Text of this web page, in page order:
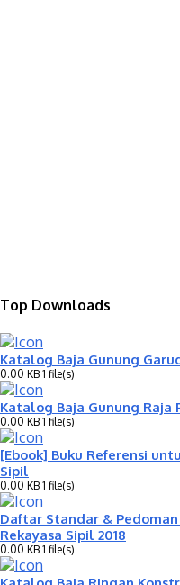
Top Downloads
Katalog Baja Gunung
0.00 KB 1 file(s)
Katalog Baja Gunung Raja
0.00 KB 1 file(s)
[Ebook] Buku Referensi
Sipil
0.00 KB 1 file(s)
Daftar Standar &
Rekayasa Sipil 2018
0.00 KB 1 file(s)